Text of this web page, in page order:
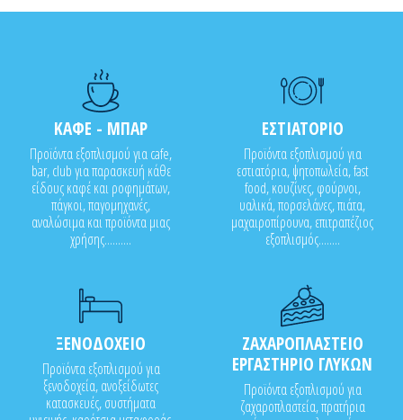
ΚΑΦΕ - ΜΠΑΡ
Προϊόντα εξοπλισμού για cafe,
bar, club για παρασκευή κάθε
είδους καφέ και ροφημάτων,
πάγκοι, παγομηχανές,
αναλώσιμα και προϊόντα μιας
χρήσης..........
ΕΣΤΙΑΤΟΡΙΟ
Προϊόντα εξοπλισμού για
εστιατόρια, ψητοπωλεία, fast
food, κουζίνες, φούρνοι,
υαλικά, πορσελάνες, πιάτα,
μαχαιροπίρουνα, επιτραπέζιος
εξοπλισμός........
ΞΕΝΟΔΟΧΕΙΟ
Προϊόντα εξοπλισμού για
ξενοδοχεία, ανοξείδωτες
κατασκευές, συστήματα
ΖΑΧΑΡΟΠΛΑΣΤΕΙΟ
ΕΡΓΑΣΤΗΡΙΟ ΓΛΥΚΩΝ
Προϊόντα εξοπλισμού για
ζαχαροπλαστεία, πρατήρια